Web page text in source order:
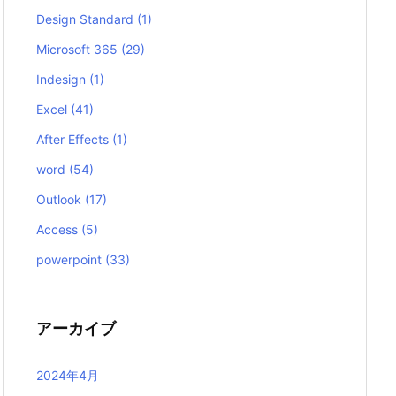
Design Standard (1)
Microsoft 365 (29)
Indesign (1)
Excel (41)
After Effects (1)
word (54)
Outlook (17)
Access (5)
powerpoint (33)
アーカイブ
2024年4月